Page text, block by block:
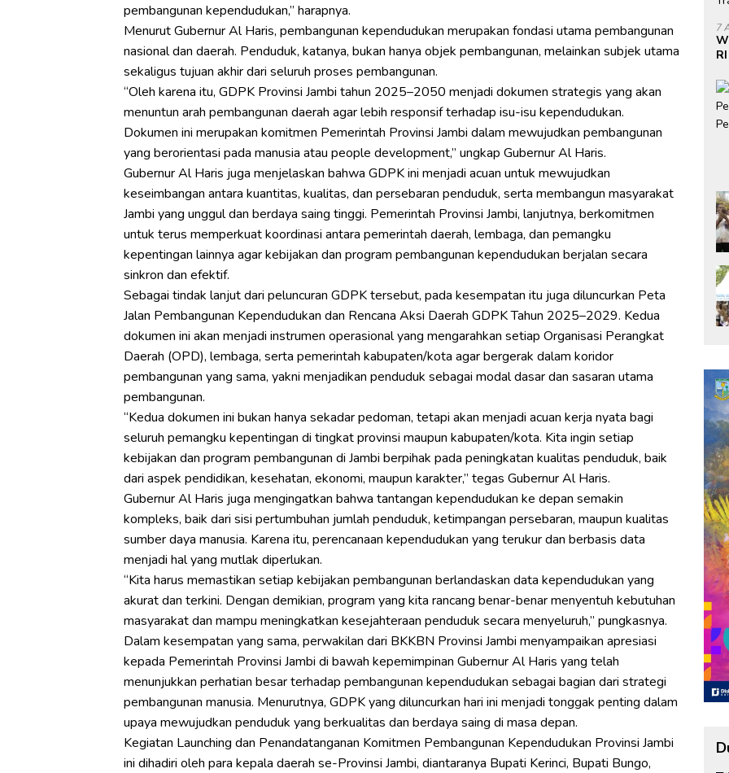
pembangunan kependudukan,” harapnya.
Menurut Gubernur Al Haris, pembangunan kependudukan merupakan fondasi utama pembangunan
nasional dan daerah. Penduduk, katanya, bukan hanya objek pembangunan, melainkan subjek utama
sekaligus tujuan akhir dari seluruh proses pembangunan.
“Oleh karena itu, GDPK Provinsi Jambi tahun 2025–2050 menjadi dokumen strategis yang akan
menuntun arah pembangunan daerah agar lebih responsif terhadap isu-isu kependudukan.
Dokumen ini merupakan komitmen Pemerintah Provinsi Jambi dalam mewujudkan pembangunan
yang berorientasi pada manusia atau people development,” ungkap Gubernur Al Haris.
Gubernur Al Haris juga menjelaskan bahwa GDPK ini menjadi acuan untuk mewujudkan
keseimbangan antara kuantitas, kualitas, dan persebaran penduduk, serta membangun masyarakat
Jambi yang unggul dan berdaya saing tinggi. Pemerintah Provinsi Jambi, lanjutnya, berkomitmen
untuk terus memperkuat koordinasi antara pemerintah daerah, lembaga, dan pemangku
kepentingan lainnya agar kebijakan dan program pembangunan kependudukan berjalan secara
sinkron dan efektif.
Sebagai tindak lanjut dari peluncuran GDPK tersebut, pada kesempatan itu juga diluncurkan Peta
Jalan Pembangunan Kependudukan dan Rencana Aksi Daerah GDPK Tahun 2025–2029. Kedua
dokumen ini akan menjadi instrumen operasional yang mengarahkan setiap Organisasi Perangkat
Daerah (OPD), lembaga, serta pemerintah kabupaten/kota agar bergerak dalam koridor
pembangunan yang sama, yakni menjadikan penduduk sebagai modal dasar dan sasaran utama
pembangunan.
“Kedua dokumen ini bukan hanya sekadar pedoman, tetapi akan menjadi acuan kerja nyata bagi
seluruh pemangku kepentingan di tingkat provinsi maupun kabupaten/kota. Kita ingin setiap
kebijakan dan program pembangunan di Jambi berpihak pada peningkatan kualitas penduduk, baik
dari aspek pendidikan, kesehatan, ekonomi, maupun karakter,” tegas Gubernur Al Haris.
Gubernur Al Haris juga mengingatkan bahwa tantangan kependudukan ke depan semakin
kompleks, baik dari sisi pertumbuhan jumlah penduduk, ketimpangan persebaran, maupun kualitas
sumber daya manusia. Karena itu, perencanaan kependudukan yang terukur dan berbasis data
menjadi hal yang mutlak diperlukan.
“Kita harus memastikan setiap kebijakan pembangunan berlandaskan data kependudukan yang
akurat dan terkini. Dengan demikian, program yang kita rancang benar-benar menyentuh kebutuhan
masyarakat dan mampu meningkatkan kesejahteraan penduduk secara menyeluruh,” pungkasnya.
Dalam kesempatan yang sama, perwakilan dari BKKBN Provinsi Jambi menyampaikan apresiasi
kepada Pemerintah Provinsi Jambi di bawah kepemimpinan Gubernur Al Haris yang telah
menunjukkan perhatian besar terhadap pembangunan kependudukan sebagai bagian dari strategi
pembangunan manusia. Menurutnya, GDPK yang diluncurkan hari ini menjadi tonggak penting dalam
upaya mewujudkan penduduk yang berkualitas dan berdaya saing di masa depan.
Kegiatan Launching dan Penandatanganan Komitmen Pembangunan Kependudukan Provinsi Jambi
ini dihadiri oleh para kepala daerah se-Provinsi Jambi, diantaranya Bupati Kerinci, Bupati Bungo,
7
di